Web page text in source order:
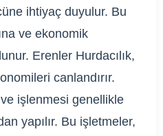
ihtiyaç duyulur. Bu
ve ekonomik
Erenler Hurdacılık,
canlandırır.
işlenmesi genellikle
yapılır. Bu işletmeler,